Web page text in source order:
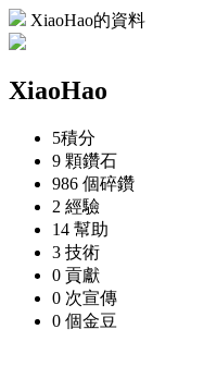
XiaoHao的資料
XiaoHao
5積分
9 顆鑽石
986 個碎鑽
2 經驗
14 幫助
3 技術
0 貢獻
0 次宣傳
0 個金豆